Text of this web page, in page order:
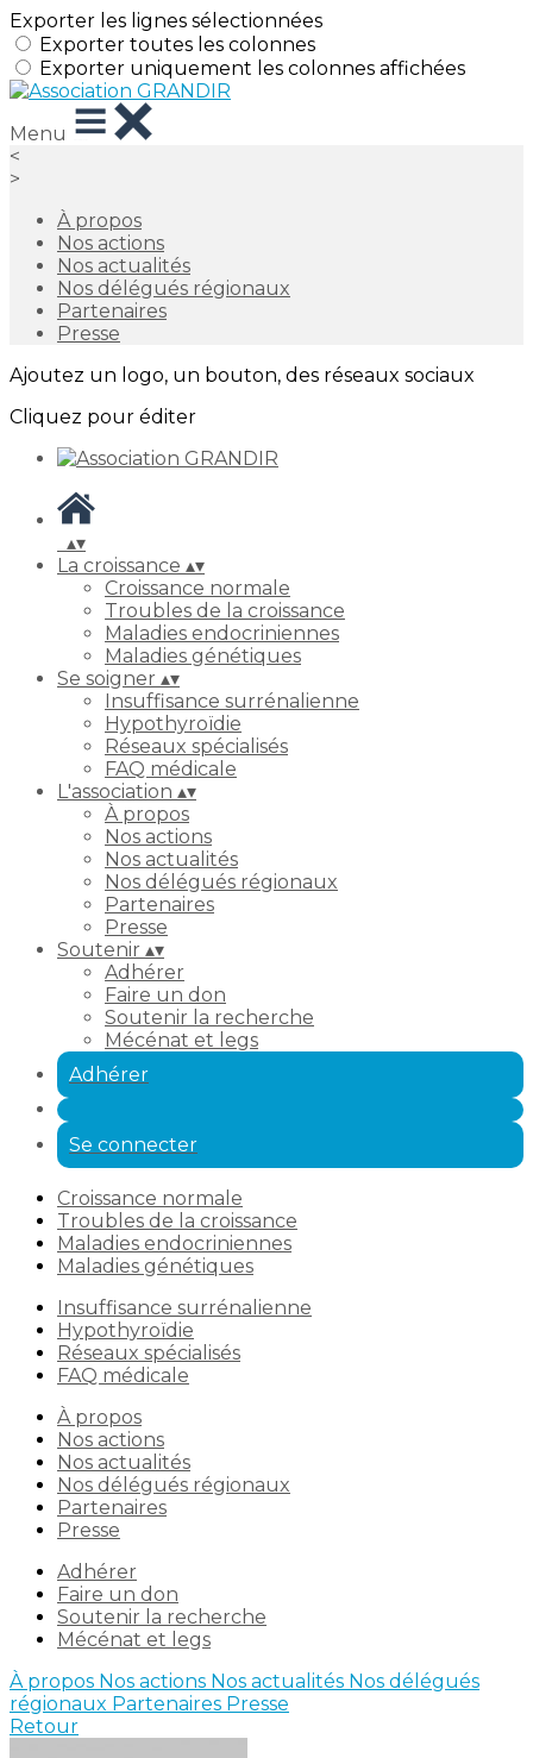
Exporter les lignes sélectionnées
Exporter toutes les colonnes
Exporter uniquement les colonnes affichées
Menu
<
>
À propos
Nos actions
Nos actualités
Nos délégués régionaux
Partenaires
Presse
Ajoutez un logo, un bouton, des réseaux sociaux
Cliquez pour éditer
▴▾
La croissance ▴▾
Croissance normale
Troubles de la croissance
Maladies endocriniennes
Maladies génétiques
Se soigner ▴▾
Insuffisance surrénalienne
Hypothyroïdie
Réseaux spécialisés
FAQ médicale
L'association ▴▾
À propos
Nos actions
Nos actualités
Nos délégués régionaux
Partenaires
Presse
Soutenir ▴▾
Adhérer
Faire un don
Soutenir la recherche
Mécénat et legs
Adhérer
Se connecter
Croissance normale
Troubles de la croissance
Maladies endocriniennes
Maladies génétiques
Insuffisance surrénalienne
Hypothyroïdie
Réseaux spécialisés
FAQ médicale
À propos
Nos actions
Nos actualités
Nos délégués régionaux
Partenaires
Presse
Adhérer
Faire un don
Soutenir la recherche
Mécénat et legs
À propos Nos actions Nos actualités Nos délégués
régionaux Partenaires Presse
Retour